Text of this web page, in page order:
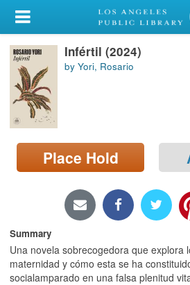
My Account
Library Card
Sign In
Search
Locations/Hours (external
page)
Infértil (2024)
by Yori, Rosario
Place Hold
Summary
Una novela sobrecogedora que explora
maternidad y cómo esta se ha
socialamparado en una falsa plenitud